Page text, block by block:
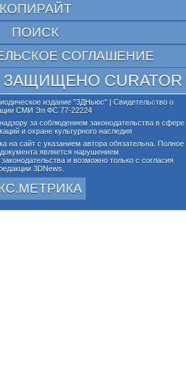
КОПИРАЙТ
ПОИСК
СОГЛАШЕНИЕ
ЗАЩИЩЕНО CURATOR
издание "3ДНьюс" | Свидетельство о
СМИ Эл ФС 77-22224
за соблюдением законодательства в сфере
и охране культурного наследия
на сайт с указанием автора обязательна. Полное
является нарушением
и возможно только с согласия
3DNews.